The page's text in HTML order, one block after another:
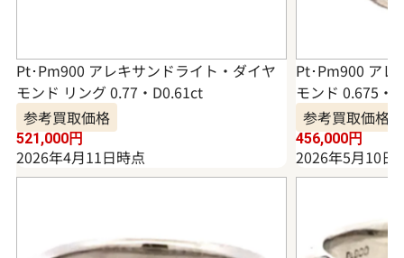
Pt･Pm900 アレキサンドライト・ダイヤ
モンド リング 0.77・D0.61ct
参考買取価格
521,000円
2026年4月11日時点
Pt･Pm900 アレ
モンド 0.675・
参考買取価格
456,000円
2026年5月10日